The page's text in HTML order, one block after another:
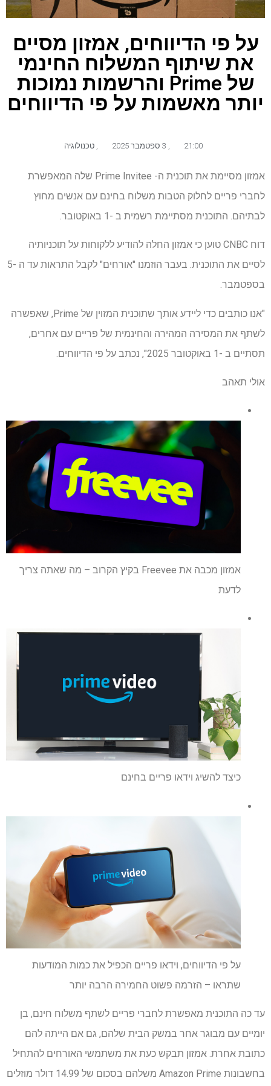
על פי הדיווחים, אמזון מסיים
את שיתוף המשלוח החינמי
של Prime והרשמות נמוכות
יותר מאשמות על פי הדיווחים
21:00 טכנולוגיה
אמזון מסיימת את תוכנית ה- Prime Invitee שלה המאפשרת
לחברי פריים לחלוק הטבות משלוח בחינם עם אנשים מחוץ
לבתיהם. התוכנית מסתיימת רשמית ב -1 באוקטובר.
דוח CNBC טוען כי אמזון החלה להודיע ​​ללקוחות על תוכניותיה
לסיים את התוכנית. בעבר הוזמנו "אורחים" לקבל התראות עד ה -5
בספטמבר.
"אנו כותבים כדי ליידע אותך שתוכנית המזוין של Prime, שאפשרה
לשתף את המסירה המהירה והחינמית של פריים עם אחרים,
תסתיים ב -1 באוקטובר 2025", נכתב על פי הדיווחים.
אולי תאהב
אמזון מכבה את Freevee בקיץ הקרוב – מה שאתה צריך
לדעת
כיצד להשיג וידאו פריים בחינם
על פי הדיווחים, וידאו פריים הכפיל את כמות המודעות
שתראו – הזרמה פשוט החמירה הרבה יותר
עד כה התוכנית מאפשרת לחברי פריים לשתף משלוח חינם, בן
יומיים עם מבוגר אחר במשק הבית שלהם, גם אם הייתה להם
כתובת אחרת. אמזון תבקש כעת את משתמשי האורחים להתחיל
בחשבונות Amazon Prime משלהם בסכום של 14.99 דולר מוזלים